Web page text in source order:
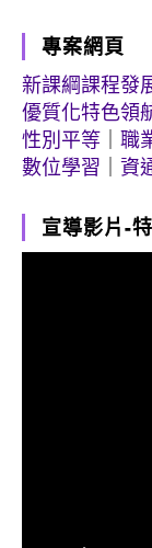
專案網頁
新課綱課程發
優質化特色領
性別平等
職
數位學習
資
宣導影片-